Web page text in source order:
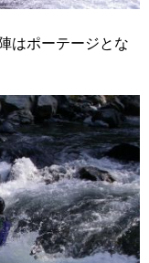
はポーテージとな